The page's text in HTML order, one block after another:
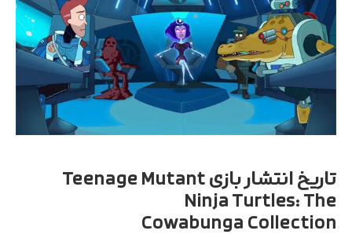
تاریخ انتشار بازی Teenage Mutant
Ninja Turtles: The
Cowabunga Collection